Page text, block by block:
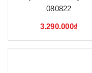
080822
3.290.000₫